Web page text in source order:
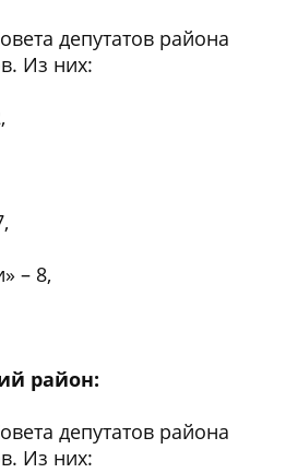
депутатов района
Из них:
– 8,
район:
депутатов района
Из них: